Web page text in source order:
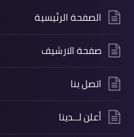
الصفحة الرئيسية
صفحة الارشيف
اتصل بنا
أعلن لــدينا